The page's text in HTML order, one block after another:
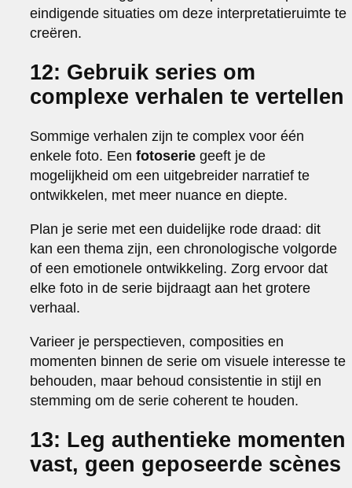
eindigende situaties om deze interpretatieruimte te
creëren.
12: Gebruik series om
complexe verhalen te vertellen
Sommige verhalen zijn te complex voor één
enkele foto. Eenfotoserie geeft je de
mogelijkheid om een uitgebreider narratief te
ontwikkelen, met meer nuance en diepte.
Plan je serie met een duidelijke rode draad: dit
kan een thema zijn, een chronologische volgorde
of een emotionele ontwikkeling. Zorg ervoor dat
elke foto in de serie bijdraagt aan het grotere
verhaal.
Varieer je perspectieven, composities en
momenten binnen de serie om visuele interesse te
behouden, maar behoud consistentie in stijl en
stemming om de serie coherent te houden.
13: Leg authentieke momenten
vast, geen geposeerde scènes